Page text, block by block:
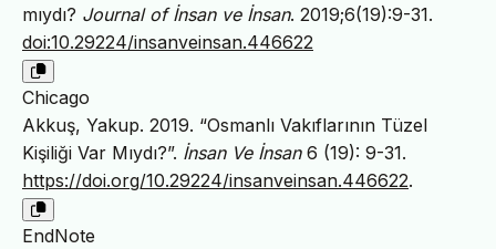
mıydı? Journal of İnsan ve İnsan. 2019;6(19):9-31.
doi:10.29224/insanveinsan.446622
Chicago
Akkuş, Yakup. 2019. “Osmanlı Vakıflarının Tüzel
Kişiliği Var Mıydı?”. İnsan Ve İnsan6 (19): 9-31.
https://doi.org/10.29224/insanveinsan.446622.
EndNote